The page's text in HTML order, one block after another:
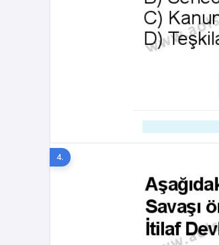
4.